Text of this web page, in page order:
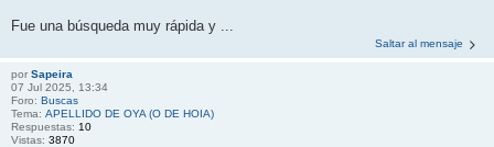
Fue una búsqueda muy rápida y ...
Saltar al mensaje
por Sapeira
07 Jul 2025, 13:34
Foro: Buscas
Tema: APELLIDO DE OYA (O DE HOIA)
Respuestas: 10
Vistas: 3870